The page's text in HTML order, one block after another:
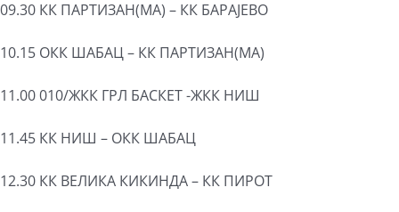
09.30 КК ПАРТИЗАН(МА) – КК БАРАЈЕВО
10.15 ОКК ШАБАЦ – КК ПАРТИЗАН(МА)
11.00 010/ЖКК ГРЛ БАСКЕТ -ЖКК НИШ
11.45 КК НИШ – ОКК ШАБАЦ
12.30 КК ВЕЛИКА КИКИНДА – КК ПИРОТ